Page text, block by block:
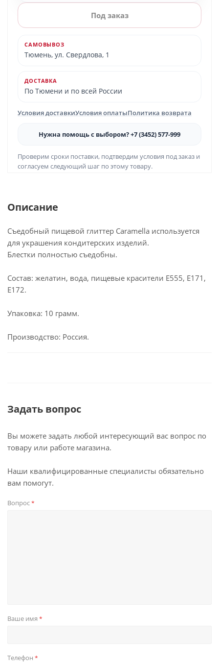
Под заказ
САМОВЫВОЗ
Тюмень, ул. Свердлова, 1
ДОСТАВКА
По Тюмени и по всей России
Условия доставкиУсловия оплатыПолитика возврата
Нужна помощь с выбором? +7 (3452) 577-999
Проверим сроки поставки, подтвердим условия под заказ и
согласуем следующий шаг по этому товару.
Описание
Съедобный пищевой глиттер Caramella используется
для украшения кондитерских изделий.
Блестки полностью съедобны.
Состав: желатин, вода, пищевые красители E555, E171,
E172.
Упаковка: 10 грамм.
Производство: Россия.
Задать вопрос
Вы можете задать любой интересующий вас вопрос по
товару или работе магазина.
Наши квалифицированные специалисты обязательно
вам помогут.
Вопрос*
Ваше имя *
Телефон *